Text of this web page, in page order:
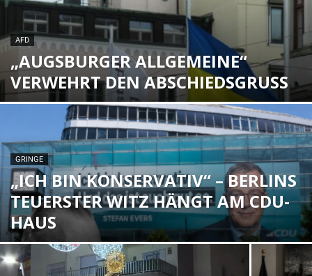
AFD
„AUGSBURGER ALLGEMEINE“
VERWEHRT DEN ABSCHIEDSGRUSS
GRINGE
„ICH BIN KONSERVATIV“ – BERLINS
TEUERSTER WITZ HÄNGT AM CDU-
HAUS